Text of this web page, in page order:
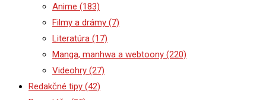
Anime (183)
Filmy a drámy (7)
Literatúra (17)
Manga, manhwa a webtoony (220)
Videohry (27)
Redakčné tipy (42)